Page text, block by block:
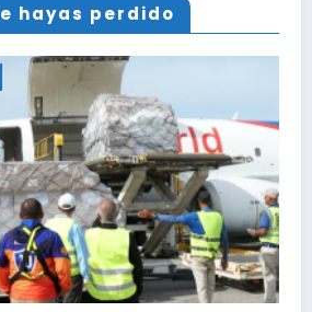
hayas perdido
encabezada por